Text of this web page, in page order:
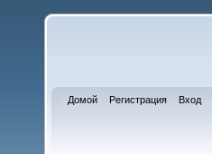
Домой Регистрация Вход